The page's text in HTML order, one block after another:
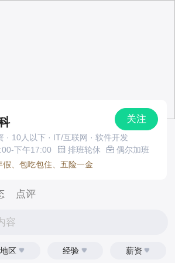
关注
· 10人以下 · IT/互联网 · 软件开发
下午17:00
排班轮休
偶尔加班
假、包吃包住、五险一金
点评
容
地区 经验 薪资